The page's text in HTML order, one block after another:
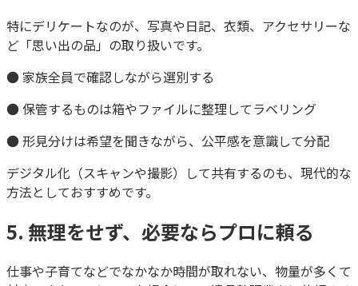
特にデリケートなのが、写真や日記、衣類、アクセサリーな
ど「思い出の品」の取り扱いです。
● 家族全員で確認しながら選別する
● 保管するものは箱やファイルに整理してラベリング
● 形見分けは希望を聞きながら、公平感を意識して分配
デジタル化（スキャンや撮影）して共有するのも、現代的な
方法としておすすめです。
5. 無理をせず、必要ならプロに頼る
仕事や子育てなどでなかなか時間が取れない、物量が多くて